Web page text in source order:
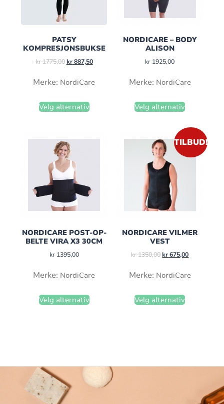
PATSY
KOMPRESJONSBUKSE
kr1775,00 kr887,50
Merke: NordiCare
Velg alternativ
NORDICARE – BODY
ALISON
kr 1925,00
Merke: NordiCare
Velg alternativ
NORDICARE POST-OP-
BELTE VIRA X3 30CM
kr1395,00
Merke: NordiCare
Velg alternativ
TILBUD!
NORDICARE VILMER
VEST
kr1350,00 kr675,00
Merke: NordiCare
Velg alternativ